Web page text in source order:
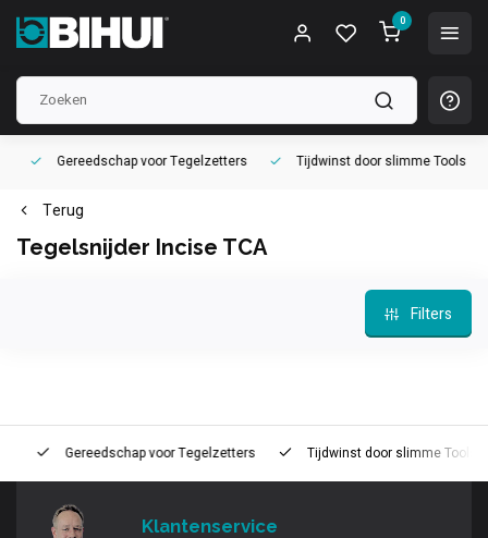
0
Gereedschap voorTegelzetters Tijdwinst doorslimme Tools
Terug
Tegelsnijder Incise TCA
Filters
Gereedschap voorTegelzetters Tijdwinst doorslimme Tools
Klantenservice